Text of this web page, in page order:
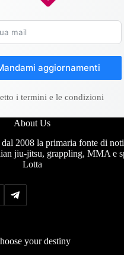
aggiornamenti
i termini e le condizioni
About Us
2008 la primaria fonte di
jiu-jitsu, grappling, MMA e
Lotta
your destiny